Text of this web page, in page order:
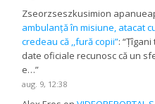
Zseorzseszkusimion
ambulanță în misiune, atacat
credeau că ,,fură copii”: “Țîgani
date oficiale recunosc că un
e…”
aug. 9, 12:38